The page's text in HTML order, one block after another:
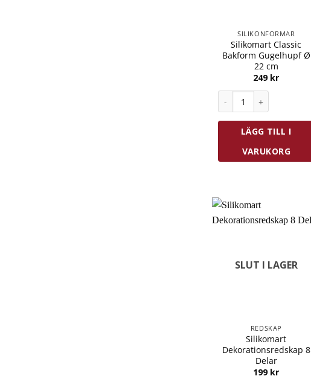
SILIKONFORMAR
Silikomart Classic
Bakform Gugelhupf Ø
22 cm
249 kr
LÄGG TILL I
VARUKORG
SLUT I LAGER
REDSKAP
Silikomart
Dekorationsredskap 8
Delar
199 kr